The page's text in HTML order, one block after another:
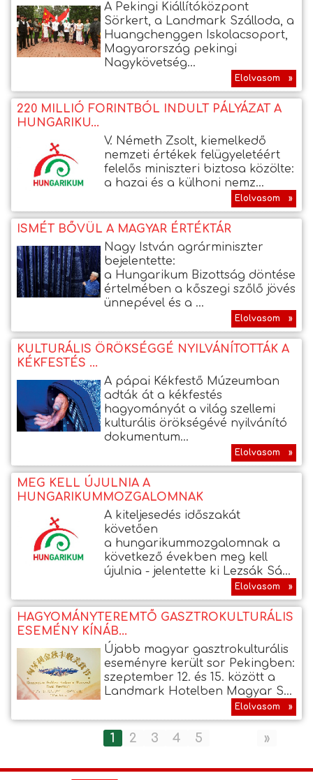
A Pekingi Kiállítóközpont
Sörkert, a Landmark Szálloda, a
Huangchenggen Iskolacsoport,
Magyarország pekingi
Nagykövetség...
Elolvasom »
220 MILLIÓ FORINTBÓL INDULT PÁLYÁZAT A
HUNGARIKU...
V. Németh Zsolt, kiemelkedő
nemzeti értékek felügyeletéért
felelős miniszteri biztosa közölte:
a hazai és a külhoni nemz...
Elolvasom »
ISMÉT BŐVÜL A MAGYAR ÉRTÉKTÁR
Nagy István agrárminiszter
bejelentette:
a Hungarikum Bizottság döntése
értelmében a kőszegi szőlő jövés
ünnepével és a ...
Elolvasom »
KULTURÁLIS ÖRÖKSÉGGÉ NYILVÁNÍTOTTÁK A
KÉKFESTÉS ...
A pápai Kékfestő Múzeumban
adták át a kékfestés
hagyományát a világ szellemi
kulturális örökségévé nyilvánító
dokumentum...
Elolvasom »
MEG KELL ÚJULNIA A
HUNGARIKUMMOZGALOMNAK
A kiteljesedés időszakát
követően
a hungarikummozgalomnak a
következő években meg kell
újulnia - jelentette ki Lezsák Sá...
Elolvasom »
HAGYOMÁNYTEREMTŐ GASZTROKULTURÁLIS
ESEMÉNY KÍNÁB...
Újabb magyar gasztrokulturális
eseményre került sor Pekingben:
szeptember 12. és 15. között a
Landmark Hotelben Magyar S...
Elolvasom »
1 2 3 4 5 »